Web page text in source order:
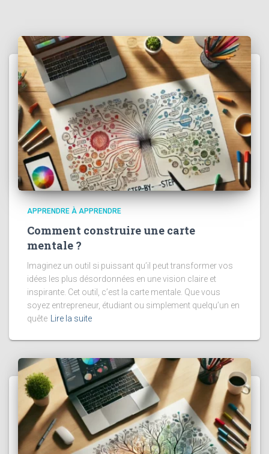
APPRENDRE À APPRENDRE
Comment construire une carte
mentale ?
Imaginez un outil si puissant qu’il peut transformer vos
idées les plus désordonnées en une vision claire et
inspirante. Cet outil, c’est la carte mentale. Que vous
soyez entrepreneur, étudiant ou simplement quelqu’un en
quête Lire la suite